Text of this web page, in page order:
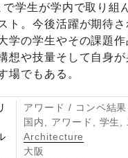
で学生が学内で取り組
ト。今後活躍が期待
学の学生やその課題
想や技量そして自身
場でもある。
アワード / コンペ結
国内, アワード, 学生,
Architecture
大阪